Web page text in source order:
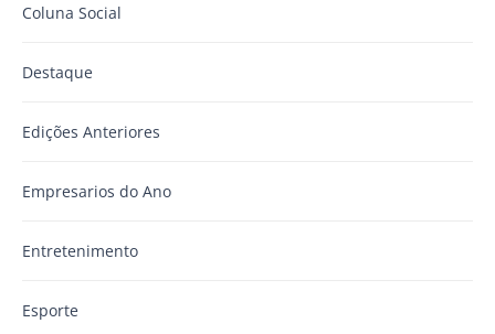
Coluna Social
Destaque
Edições Anteriores
Empresarios do Ano
Entretenimento
Esporte